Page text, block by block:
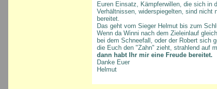
Euren Einsatz, Kämpferwillen, die sich in
Verhältnissen, widerspiegelten, sind nicht
bereitet.
Das geht vom Sieger Helmut bis zum
Wenn da Winni nach dem Zieleinlauf
bei dem Schneefall, oder der Robert sich
die Euch den "Zahn" zieht, strahlend auf
dann habt Ihr mir eine Freude bereitet.
Danke Euer
Helmut